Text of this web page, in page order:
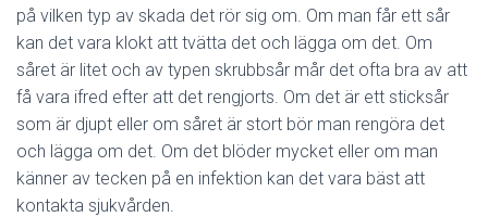
på vilken typ av skada det rör sig om. Om man får ett sår
kan det vara klokt att tvätta det och lägga om det. Om
såret är litet och av typen skrubbsår mår det ofta bra av att
få vara ifred efter att det rengjorts. Om det är ett sticksår
som är djupt eller om såret är stort bör man rengöra det
och lägga om det. Om det blöder mycket eller om man
känner av tecken på en infektion kan det vara bäst att
kontakta sjukvården.